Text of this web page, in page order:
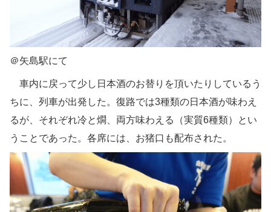
＠矢島駅にて
車内に戻って少し日本酒のお替りを頂いたりしているう
ちに、列車が出発した。復路では3種類の日本酒が味わえ
るが、それぞれ冷と燗、両方味わえる（実質6種類）とい
うことであった。各席には、お猪口も配布された。